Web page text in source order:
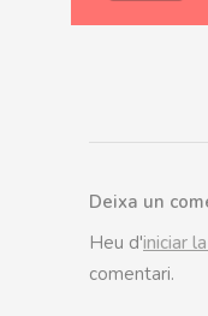
Deixa un
Heu d'iniciar
comentari.